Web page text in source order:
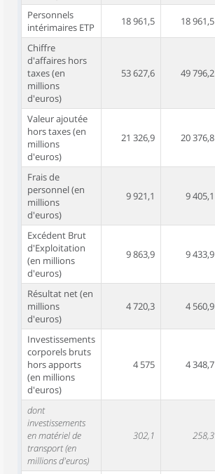
Personnels
intérimaires ETP
18 961,5 18 961,5
Chiffre
d'affaires hors
taxes (en
millions
d'euros)
53 627,6 49 796,2
Valeur ajoutée
hors taxes (en
millions
d'euros)
21 326,9 20 376,8
Frais de
personnel (en
millions
d'euros)
9 921,1 9 405,1
Excédent Brut
d'Exploitation
(en millions
d'euros)
9 863,9 9 433,9
Résultat net (en
millions
d'euros)
4 720,3 4 560,9
Investissements
corporels bruts
hors apports
(en millions
d'euros)
4 575 4 348,7
dont
investissements
en matériel de
transport (en
millions d'euros)
302,1 258,3